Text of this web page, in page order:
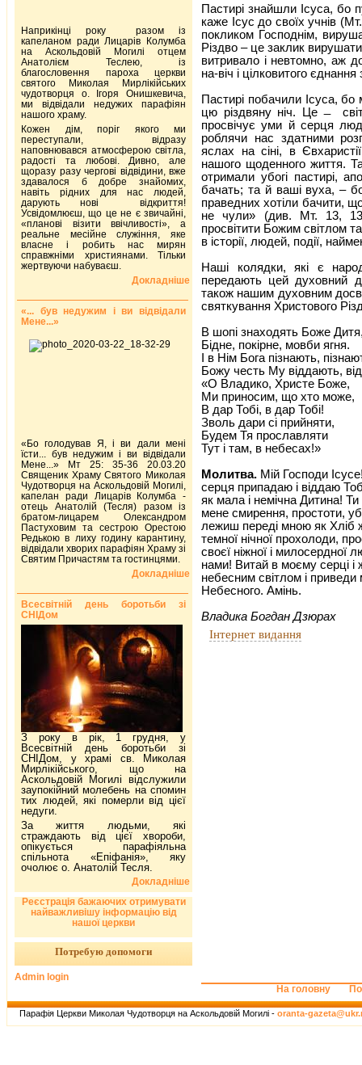
Пастирі знайшли Ісуса, бо
каже Ісус до своїх учнів
покликом Господнім,
Різдво – це заклик
витривало і невтомно, аж
на-віч і цілковитого
Пастирі побачили Ісуса, бо
цю різдвяну ніч. Це
просвічує уми й серця
роблячи нас здатними
яслах на сіні, в
нашого щоденного життя.
отримали убогі пастирі,
бачать; та й ваші вуха, –
праведних хотіли бачити,
не чули» (див. Мт. 13,
просвітити Божим світлом
в історії, людей, події,
Наші колядки, які є
передають цей духовний
також нашим духовним
святкування Христового
В шопі знаходять Боже
Бідне, покірне, мовби ягня.
І в Нім Бога пізнають,
Божу честь Му віддають,
«О Владико, Христе Боже,
Ми приносим, що хто може,
В дар Тобі, в дар Тобі!
Зволь дари сі прийняти,
Будем Тя прославляти
Тут і там, в небесах!»
Молитва. Мій Господи
серця припадаю і віддаю
як мала і немічна Дитина!
мене смирення, простоти,
лежиш переді мною як Хліб
темної нічної прохолоди,
своєї ніжної і
нами! Витай в моєму серці і
небесним світлом і
Небесного. Амінь.
Владика Богдан Дзюрах
Інтернет видання
Наприкінці року разом із
капеланом ради Лицарів Колумба
на Аскольдовій Могилі отцем
Анатолієм Теслею, із
благословення пароха церкви
святого Миколая Мирлікійських
чудотворця о. Ігоря Онишкевича,
ми відвідали недужих парафіян
нашого храму.
Кожен дім, поріг якого ми
переступали, відразу
наповнювався атмосферою світла,
радості та любові. Дивно, але
щоразу разу чергові відвідини, вже
здавалося б добре знайомих,
навіть рідних для нас людей,
дарують нові відкриття!
Усвідомлюєш, що це не є звичайні,
«планові візити ввічливості», а
реальне месійне служіння, яке
власне і робить нас мирян
справжніми християнами. Тільки
жертвуючи набуваєш.
Докладніше
«... був недужим і ви відвідали
Мене...»
«Бо голодував Я, і ви дали мені
їсти... був недужим і ви відвідали
Мене...» Мт 25: 35-36 20.03.20
Священик Храму Святого Миколая
Чудотворця на Аскольдовій Могилі,
капелан ради Лицарів Колумба -
отець Анатолій (Тесля) разом із
братом-лицарем Олександром
Пастуховим та сестрою Орестою
Редькою в лиху годину карантину,
відвідали хворих парафіян Храму зі
Святим Причастям та гостинцями.
Докладніше
Всесвітній день боротьби зі
СНІДом
З року в рік, 1 грудня, у
Всесвітній день боротьби зі
СНІДом, у храмі св. Миколая
Мирлікійського, що на
Аскольдовій Могилі відслужили
заупокійний молебень на спомин
тих людей, які померли від цієї
недуги.
За життя людьми, які
страждають від цієї хвороби,
опікується парафіяльна
спільнота «Епіфанія», яку
очолює о. Анатолій Тесля.
Докладніше
Реєстрація бажаючих отримувати
найважливішу інформацію від
нашої церкви
Потребую допомоги
Admin login
На головну
Парафія Церкви Миколая Чудотворця на Аскольдовій Могилі - oranta-